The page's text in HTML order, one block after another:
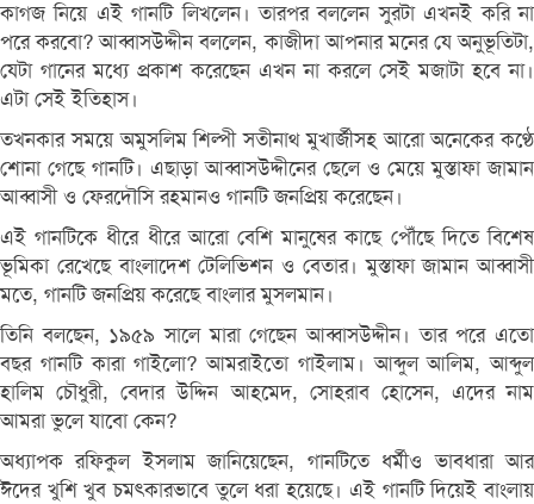
কাগজ নিয়ে এই গানটি লিখলেন। তারপর বললেন সুরটা এখনই করি না
পরে করবো? আব্বাসউদ্দীন বললেন, কাজীদা আপনার মনের যে অনুভূতিটা,
যেটা গানের মধ্যে প্রকাশ করেছেন এখন না করলে সেই মজাটা হবে না।
এটা সেই ইতিহাস।
তখনকার সময়ে অমুসলিম শিল্পী সতীনাথ মুখার্জীসহ আরো অনেকের কণ্ঠে
শোনা গেছে গানটি। এছাড়া আব্বাসউদ্দীনের ছেলে ও মেয়ে মুস্তাফা জামান
আব্বাসী ও ফেরদৌসি রহমানও গানটি জনপ্রিয় করেছেন।
এই গানটিকে ধীরে ধীরে আরো বেশি মানুষের কাছে পৌঁছে দিতে বিশেষ
ভূমিকা রেখেছে বাংলাদেশ টেলিভিশন ও বেতার। মুস্তাফা জামান আব্বাসী
মতে, গানটি জনপ্রিয় করেছে বাংলার মুসলমান।
তিনি বলছেন, ১৯৫৯ সালে মারা গেছেন আব্বাসউদ্দীন। তার পরে এতো
বছর গানটি কারা গাইলো? আমরাইতো গাইলাম। আব্দুল আলিম, আব্দুল
হালিম চৌধুরী, বেদার উদ্দিন আহমেদ, সোহরাব হোসেন, এদের নাম
আমরা ভুলে যাবো কেন?
অধ্যাপক রফিকুল ইসলাম জানিয়েছেন, গানটিতে ধর্মীও ভাবধারা আর
ঈদের খুশি খুব চমৎকারভাবে তুলে ধরা হয়েছে। এই গানটি দিয়েই বাংলায়